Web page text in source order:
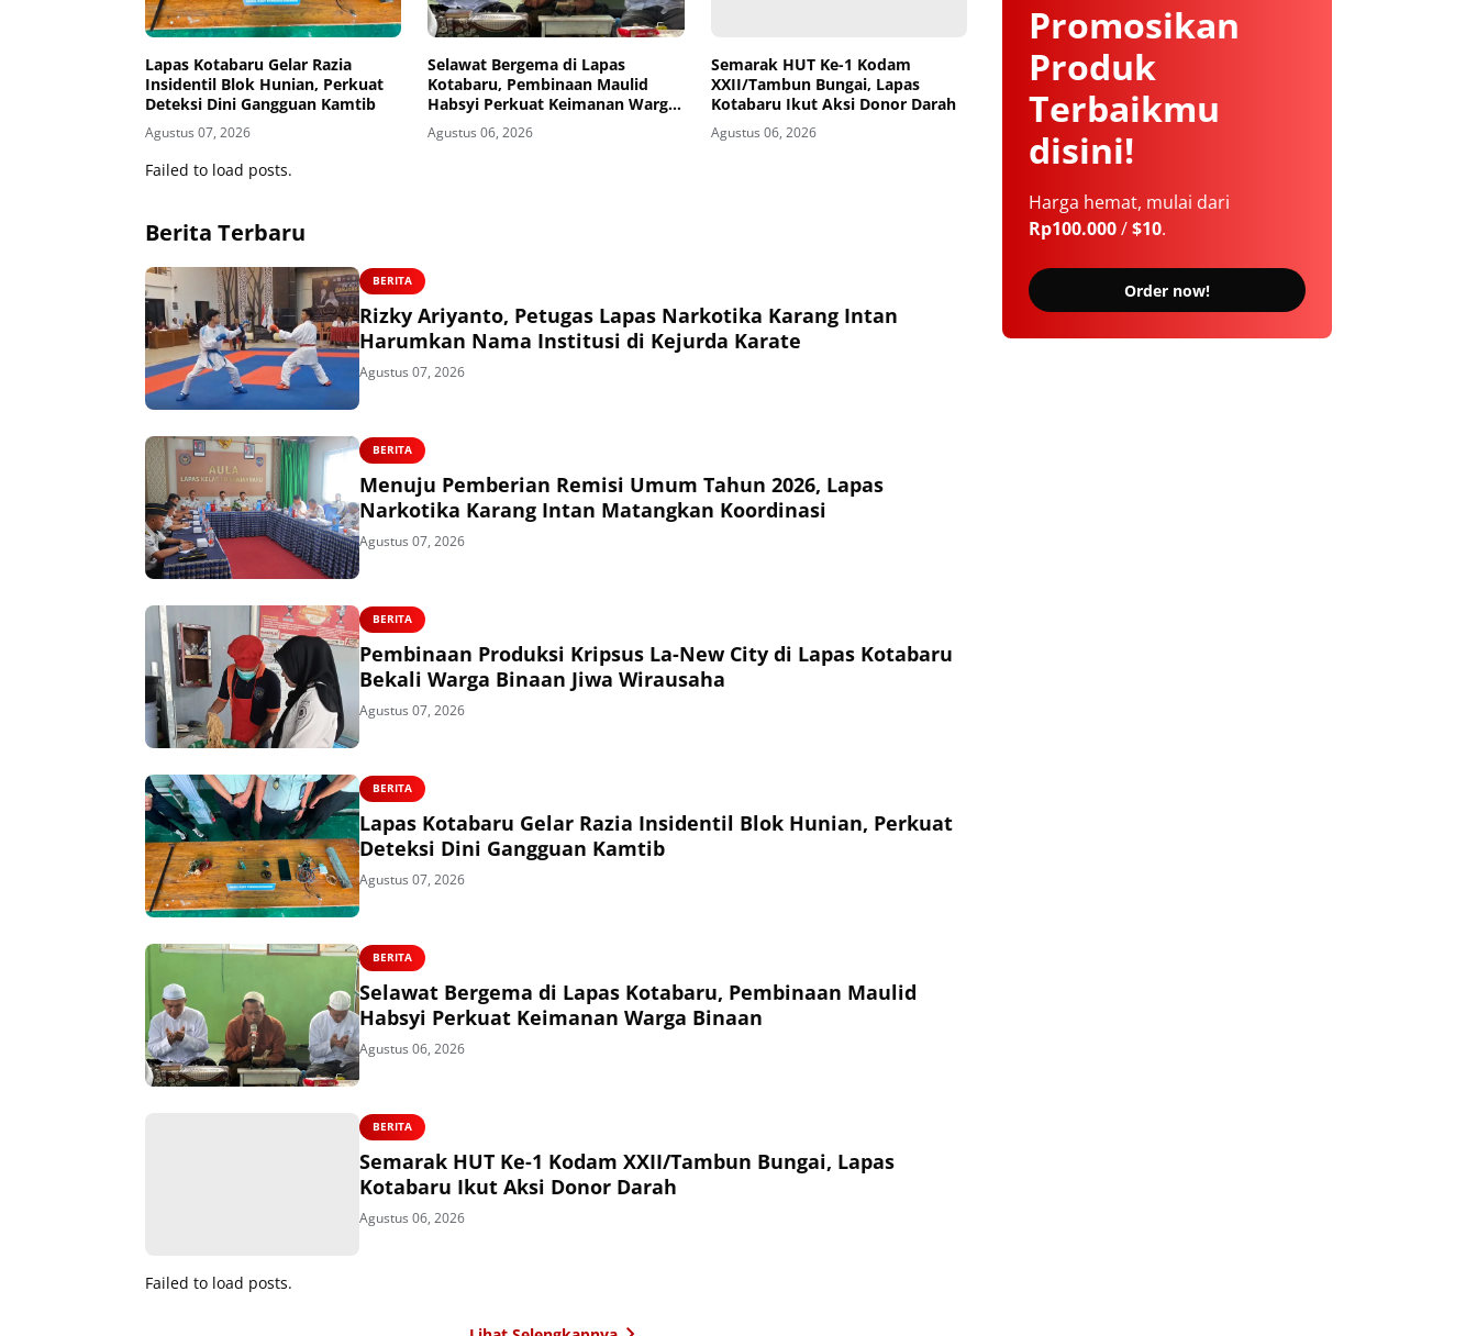
Lapas Kotabaru Gelar Razia
Insidentil Blok Hunian, Perkuat
Deteksi Dini Gangguan Kamtib
Agustus 07, 2026
Selawat Bergema di Lapas
Kotabaru, Pembinaan Maulid
Habsyi Perkuat Keimanan Warga
Binaan
Agustus 06, 2026
Semarak HUT Ke-1 Kodam
XXII/Tambun Bungai, Lapas
Kotabaru Ikut Aksi Donor Darah
Agustus 06, 2026
Failed to load posts.
Berita Terbaru
BERITA
Rizky Ariyanto, Petugas Lapas Narkotika Karang Intan
Harumkan Nama Institusi di Kejurda Karate
Agustus 07, 2026
BERITA
Menuju Pemberian Remisi Umum Tahun 2026, Lapas
Narkotika Karang Intan Matangkan Koordinasi
Agustus 07, 2026
BERITA
Pembinaan Produksi Kripsus La-New City di Lapas Kotabaru
Bekali Warga Binaan Jiwa Wirausaha
Agustus 07, 2026
BERITA
Lapas Kotabaru Gelar Razia Insidentil Blok Hunian, Perkuat
Deteksi Dini Gangguan Kamtib
Agustus 07, 2026
BERITA
Selawat Bergema di Lapas Kotabaru, Pembinaan Maulid
Habsyi Perkuat Keimanan Warga Binaan
Agustus 06, 2026
BERITA
Semarak HUT Ke-1 Kodam XXII/Tambun Bungai, Lapas
Kotabaru Ikut Aksi Donor Darah
Agustus 06, 2026
Failed to load posts.
Promosikan
Produk
Terbaikmu
disini!
Harga hemat, mulai dari
Rp100.000/$10.
Order now!